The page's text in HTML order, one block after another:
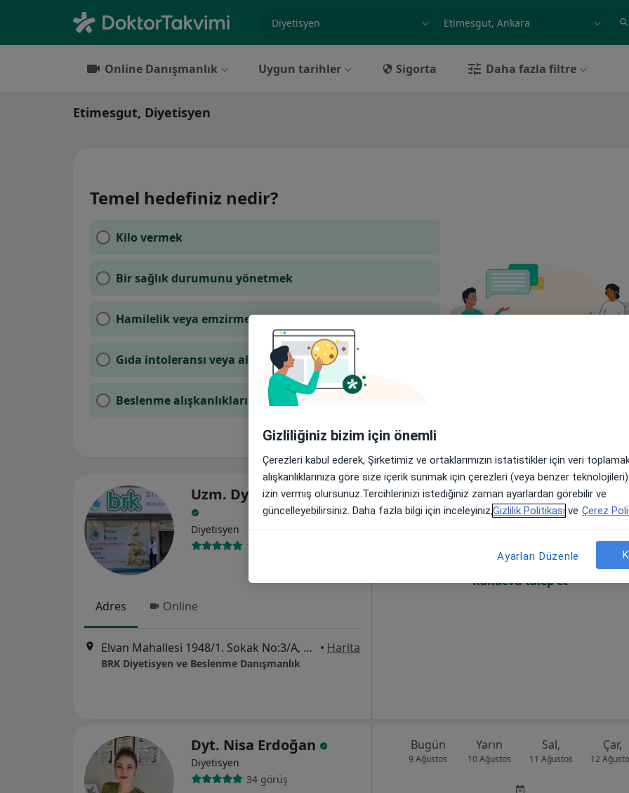
Online Danışmanlık Uygun tarihler Sigorta Daha fazla filtre
Etimesgut, Diyetisyen
Temel hedefiniz nedir?
Kilo vermek
Bir sağlık durumunu yönetmek
Hamilelik veya emzirme
Gıda intoleransı veya alerjiler
Beslenme alışkanlıklarımı geliştirmek
Uzm. Dyt. Burak Kayıkçı
Diyetisyen
182 görüş
Adres Online
Elvan Mahallesi 1948/1. Sokak No:3/A, Ankara • Harita
BRK Diyetisyen ve Beslenme Danışmanlık
Bugün
9 Ağustos
Yarın
10 Ağustos
Sal,
11 Ağustos
Çar,
12
Online randevu erişime kapalı
Randevu talep et
Dyt. Nisa Erdoğan
Diyetisyen
34 görüş
Bugün
9 Ağustos
Yarın
10 Ağustos
Sal,
11 Ağustos
Çar,
12
Gizliliğiniz bizim için önemli
Çerezleri kabul ederek, Şirketimiz ve ortaklarımızın istatistikler için veri
alışkanlıklarınıza göre size içerik sunmak için çerezleri (veya benzer
izin vermiş olursunuz.Tercihlerinizi istediğiniz zaman ayarlardan görebilir ve
güncelleyebilirsiniz. Daha fazla bilgi için inceleyiniz,Gizlilik Politikası ve Çerez
Ayarları Düzenle